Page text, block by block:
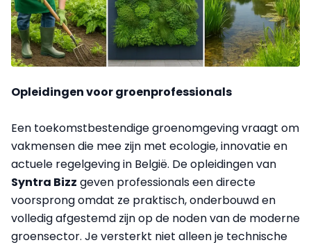
Opleidingen voor groenprofessionals
Een toekomstbestendige groenomgeving vraagt om
vakmensen die mee zijn met ecologie, innovatie en
actuele regelgeving in België. De opleidingen van
Syntra Bizz geven professionals een directe
voorsprong omdat ze praktisch, onderbouwd en
volledig afgestemd zijn op de noden van de moderne
groensector. Je versterkt niet alleen je technische